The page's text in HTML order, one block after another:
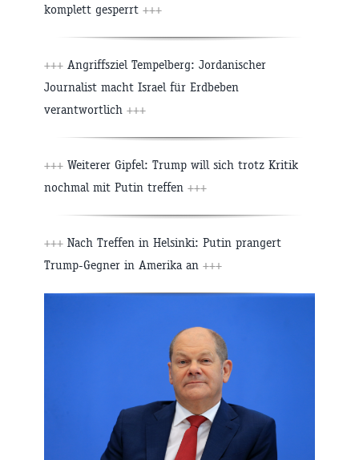
komplett gesperrt +++
+++ Angriffsziel Tempelberg: Jordanischer
Journalist macht Israel für Erdbeben
verantwortlich +++
+++ Weiterer Gipfel: Trump will sich trotz Kritik
nochmal mit Putin treffen +++
+++ Nach Treffen in Helsinki: Putin prangert
Trump-Gegner in Amerika an +++